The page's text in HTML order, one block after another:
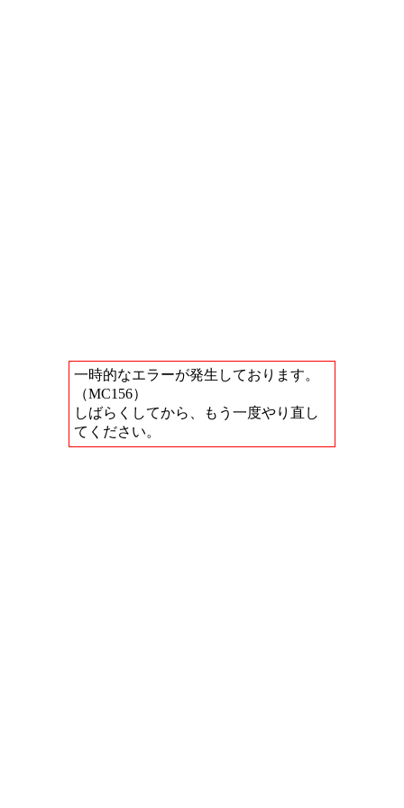
一時的なエラーが発生しております。
（MC156）
しばらくしてから、もう一度やり直し
てください。